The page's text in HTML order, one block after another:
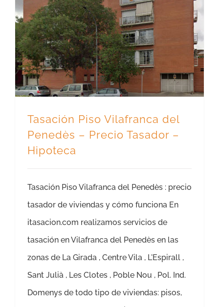
Tasación Piso Vilafranca del
Penedès – Precio Tasador –
Hipoteca
Tasación Piso Vilafranca del Penedès : precio
tasador de viviendas y cómo funciona En
itasacion.com realizamos servicios de
tasación en Vilafranca del Penedès en las
zonas de La Girada , Centre Vila , L'Espirall ,
Sant Julià , Les Clotes , Poble Nou , Pol. Ind.
Domenys de todo tipo de viviendas: pisos,